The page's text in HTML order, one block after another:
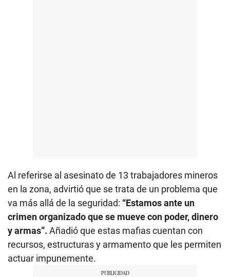
Al referirse al asesinato de 13 trabajadores mineros
en la zona, advirtió que se trata de un problema que
va más allá de la seguridad: “Estamos ante un
crimen organizado que se mueve con poder, dinero
y armas”. Añadió que estas mafias cuentan con
recursos, estructuras y armamento que les permiten
actuar impunemente.